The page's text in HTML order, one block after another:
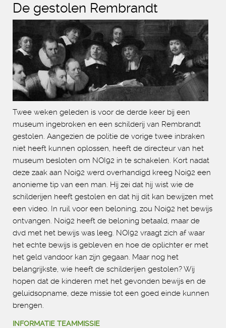
De gestolen Rembrandt
Twee weken geleden is voor de derde keer bij een
museum ingebroken en een schilderij van Rembrandt
gestolen. Aangezien de politie de vorige twee inbraken
niet heeft kunnen oplossen, heeft de directeur van het
museum besloten om NOI92 in te schakelen. Kort nadat
deze zaak aan Noi92 werd overhandigd kreeg Noi92 een
anonieme tip van een man. Hij zei dat hij wist wie de
schilderijen heeft gestolen en dat hij dit kan bewijzen met
een video. In ruil voor een beloning, zou Noi92 het bewijs
ontvangen. Noi92 heeft de beloning betaald, maar de
dvd met het bewijs was leeg. NOI92 vraagt zich af waar
het echte bewijs is gebleven en hoe de oplichter er met
het geld vandoor kan zijn gegaan. Maar nog het
belangrijkste, wie heeft de schilderijen gestolen? Wij
hopen dat de kinderen met het gevonden bewijs en de
geluidsopname, deze missie tot een goed einde kunnen
brengen.
INFORMATIE TEAMMISSIE